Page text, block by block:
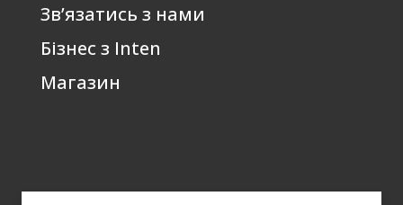
Зв’язатись з нами
Бізнес з Inten
Магазин